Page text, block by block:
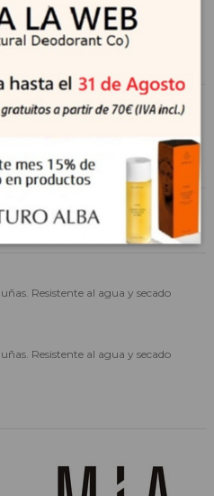
No Bite
novedosa por sus dos activos
de morder las uñas y cutículas,
un sabor amargo inocuo, y
Resistente al agua y secado
Resistente al agua y secado